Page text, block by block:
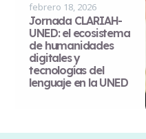
febrero 18, 2026
Jornada CLARIAH-
UNED: el ecosistema
de humanidades
digitales y
tecnologías del
lenguaje en la UNED